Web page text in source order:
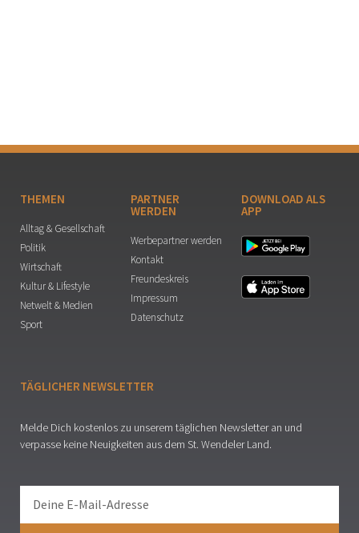
THEMEN
Alltag & Gesellschaft
Politik
Wirtschaft
Kultur & Lifestyle
Netwelt & Medien
Sport
PARTNER
WERDEN
Werbepartner werden
Kontakt
Freundeskreis
Impressum
Datenschutz
DOWNLOAD ALS
APP
TÄGLICHER NEWSLETTER
Melde Dich kostenlos zu unserem täglichen Newsletter an und
verpasse keine Neuigkeiten aus dem St. Wendeler Land.